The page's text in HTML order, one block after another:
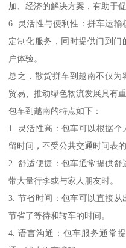
加、经济的解决方案，有助于
6. 灵活性与便利性：拼车运
定制化服务，同时提供门到
户体验。
总之，散货拼车到越南不仅
贸易、推动绿色物流发展具有重
包车到越南的特点如下：
1. 灵活性高：包车可以根据
留时间，不受公共交通时间表的
2. 舒适便捷：包车通常提供
带大量行李或与家人朋友时。
3. 节省时间：包车可以直接从
节省了等待和转车的时间。
4. 语言沟通：包车服务通常